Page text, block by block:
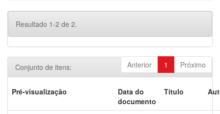
Resultado 1-2 de 2.
Anterior 1 Próximo
Conjunto de itens:
Pré-visualização
Data do
documento
Título